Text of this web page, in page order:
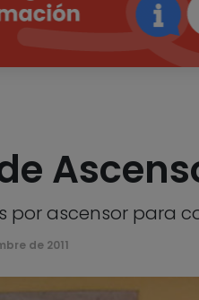
por ascensor para
de 2011